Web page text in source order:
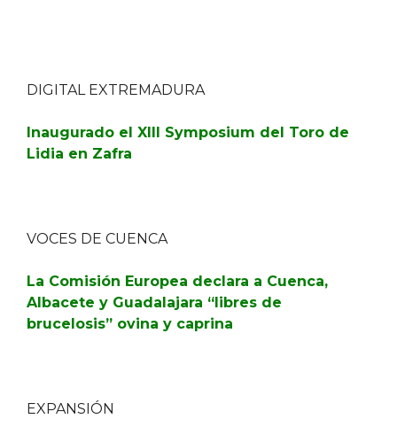
DIGITAL EXTREMADURA
Inaugurado el XIII Symposium del Toro de
Lidia en Zafra
VOCES DE CUENCA
La Comisión Europea declara a Cuenca,
Albacete y Guadalajara “libres de
brucelosis” ovina y caprina
EXPANSIÓN